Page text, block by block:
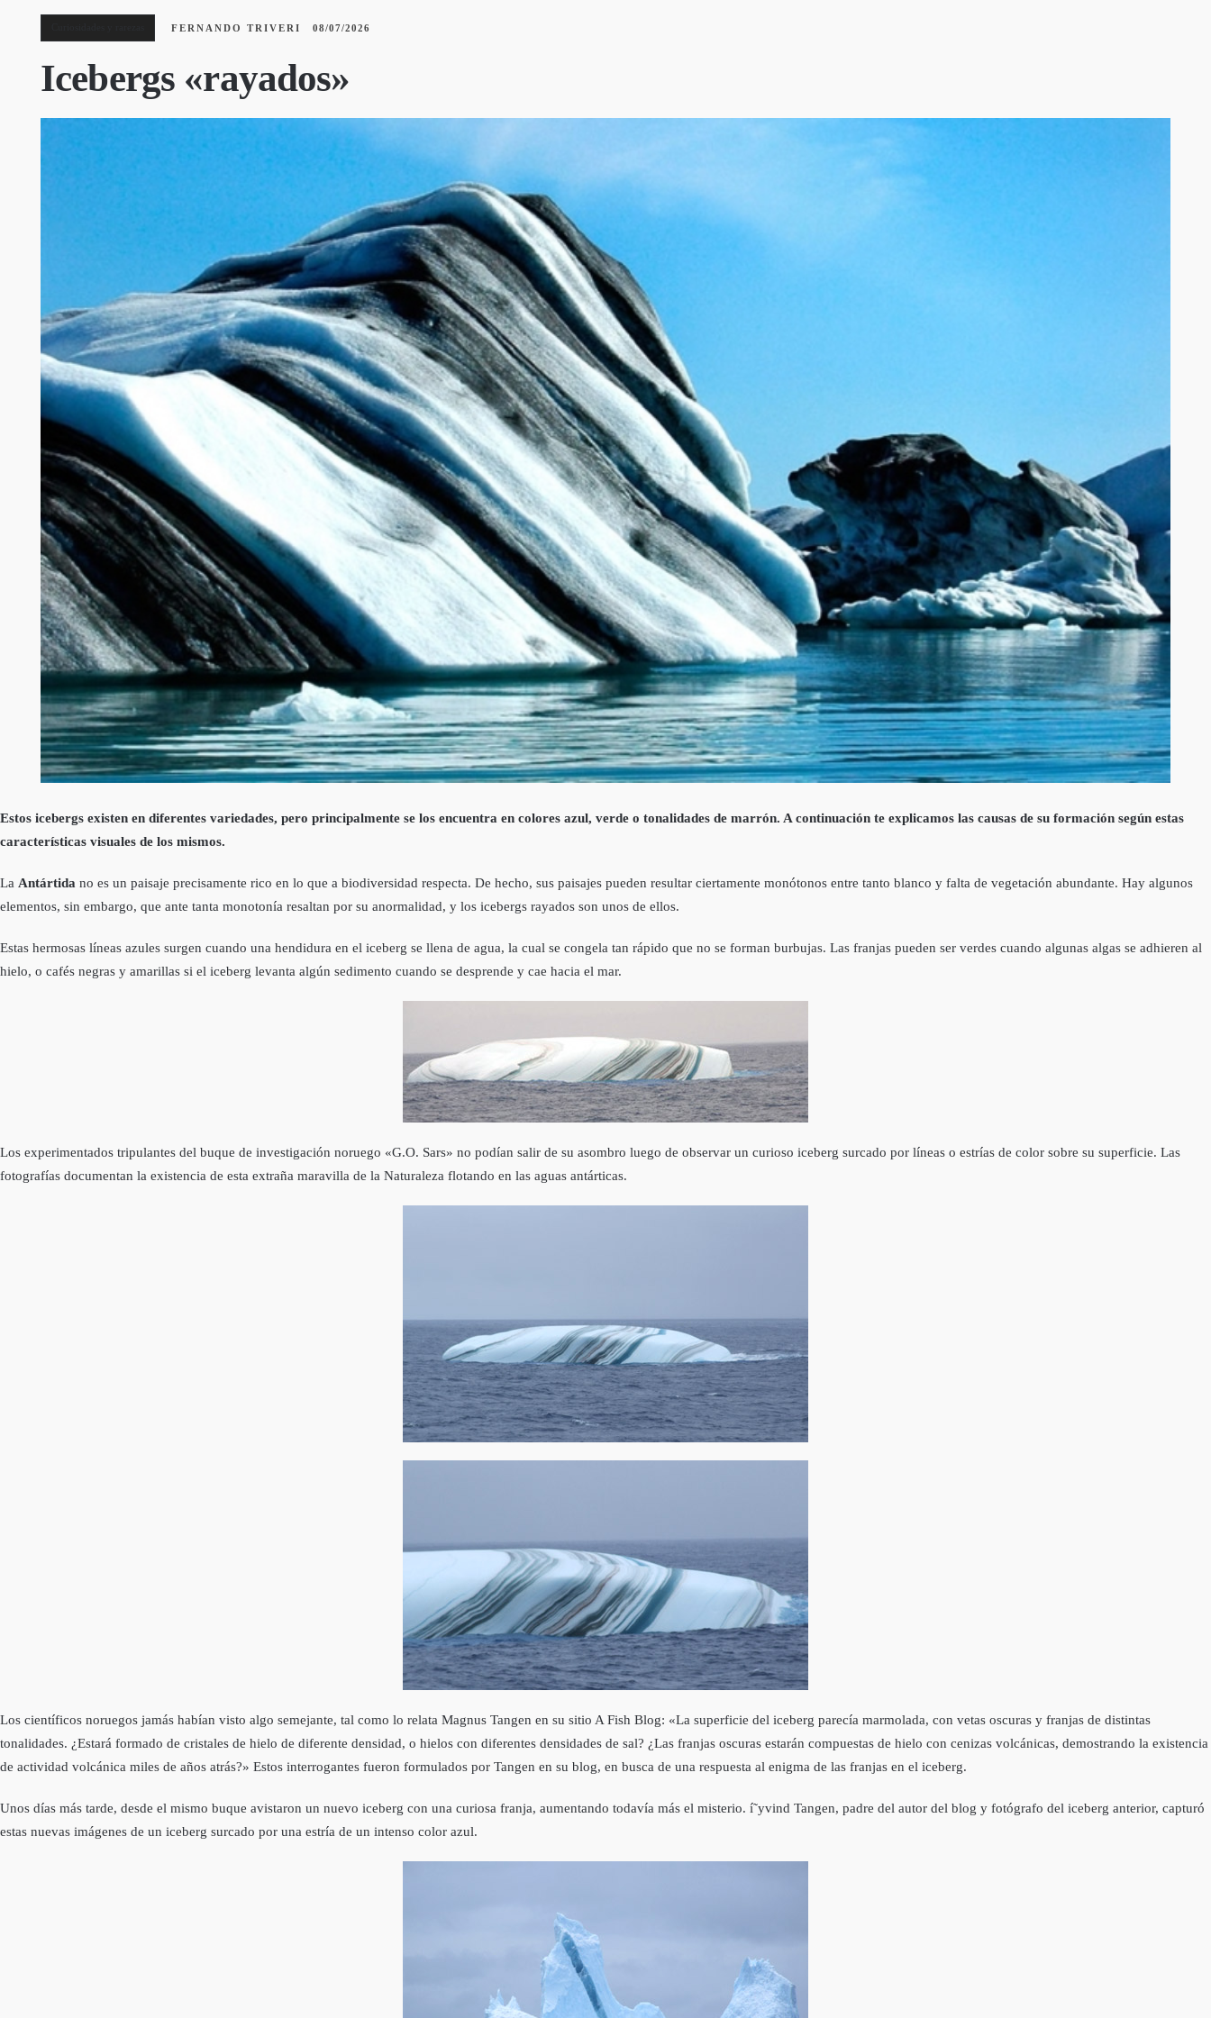
FERNANDO TRIVERI 08/07/2026
Icebergs «rayados»
Estos icebergs existen en diferentes variedades, pero principalmente se los encuentra en colores azul, verde o tonalidades de marrón. A continuación te explicamos las causas de su formación según estas
características visuales de los mismos.
La Antártida no es un paisaje precisamente rico en lo que a biodiversidad respecta. De hecho, sus paisajes pueden resultar ciertamente monótonos entre tanto blanco y falta de vegetación abundante. Hay algunos
elementos, sin embargo, que ante tanta monotonía resaltan por su anormalidad, y los icebergs rayados son unos de ellos.
Estas hermosas líneas azules surgen cuando una hendidura en el iceberg se llena de agua, la cual se congela tan rápido que no se forman burbujas. Las franjas pueden ser verdes cuando algunas algas se adhieren al
hielo, o cafés negras y amarillas si el iceberg levanta algún sedimento cuando se desprende y cae hacia el mar.
Los experimentados tripulantes del buque de investigación noruego «G.O. Sars» no podí­an salir de su asombro luego de observar un curioso iceberg surcado por lí­neas o estrí­as de color sobre su superficie. Las
fotografí­as documentan la existencia de esta extraña maravilla de la Naturaleza flotando en las aguas antárticas.
Los cientí­ficos noruegos jamás habí­an visto algo semejante, tal como lo relata Magnus Tangen en su sitio A Fish Blog: «La superficie del iceberg parecí­a marmolada, con vetas oscuras y franjas de distintas
tonalidades. ¿Estará formado de cristales de hielo de diferente densidad, o hielos con diferentes densidades de sal? ¿Las franjas oscuras estarán compuestas de hielo con cenizas volcánicas, demostrando la existencia
de actividad volcánica miles de años atrás?» Estos interrogantes fueron formulados por Tangen en su blog, en busca de una respuesta al enigma de las franjas en el iceberg.
Unos dí­as más tarde, desde el mismo buque avistaron un nuevo iceberg con una curiosa franja, aumentando todaví­a más el misterio. í˜yvind Tangen, padre del autor del blog y fotógrafo del iceberg anterior, capturó
estas nuevas imágenes de un iceberg surcado por una estrí­a de un intenso color azul.